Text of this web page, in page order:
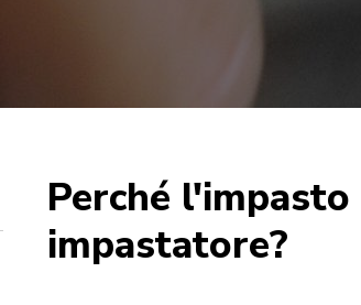
Perché
impastatore?
integrato